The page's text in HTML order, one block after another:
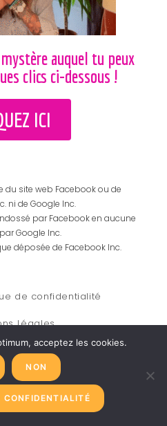
auquel tu peux
clics ci-dessous !
ICI
du site web Facebook ou de
ni de Google Inc.
par Facebook en aucune
Google Inc.
déposée de Facebook Inc.
de confidentialité
Légales
acceptez les cookies.
NON
CONFIDENTIALITÉ